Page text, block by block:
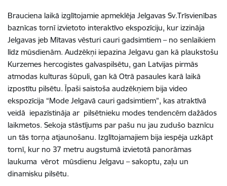
Brauciena laikā izglītojamie apmeklēja Jelgavas Sv.Trīsvienības
baznīcas tornī izvietoto interaktīvo ekspozīciju, kur izzināja
Jelgavas jeb Mītavas vēsturi cauri gadsimtiem – no senlaikiem
līdz mūsdienām. Audzēkņi iepazina Jelgavu gan kā plaukstošu
Kurzemes hercogistes galvaspilsētu, gan Latvijas pirmās
atmodas kulturas šūpuli, gan kā Otrā pasaules karā laikā
izpostītu pilsētu. Īpaši saistoša audzēkņiem bija video
ekspozīcija “Mode Jelgavā cauri gadsimtiem”, kas atraktīvā
veidā iepazīstināja ar pilsētnieku modes tendencēm dažādos
laikmetos. Sekoja stāstījums par pašu nu jau zudušo baznīcu
un tās torņa atjaunošanu. Izglītojamajiem bija iespēja uzkāpt
tornī, kur no 37 metru augstumā izvietotā panorāmas
laukuma vērot mūsdienu Jelgavu – sakoptu, zaļu un
dinamisku pilsētu.